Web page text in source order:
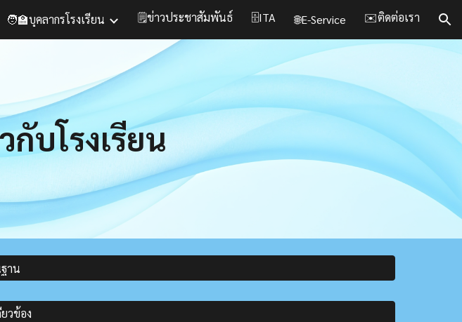
Skip to navigation
🧑‍🏫บุคลากรโรงเรียน 🗒️ข่าวประชาสัมพันธ์ 🗄️ITA 🌐E-Service ✉️ติดต่อเรา
กับโรงเรียน
าน
วข้อง